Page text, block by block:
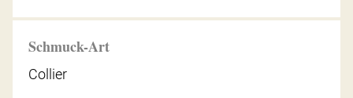
Schmuck-Art
Collier